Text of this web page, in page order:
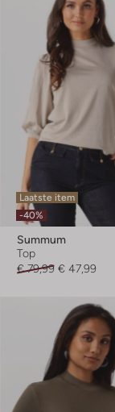
Laatste item
-40%
Summum
Top
€ 79,99 € 47,99